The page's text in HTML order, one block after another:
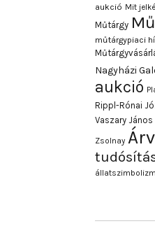
aukció Mit
Műtárgy
műtárgypiaci
Nagyházi
aukció
Rippl-Rónai
Vaszary János
Zsolnay